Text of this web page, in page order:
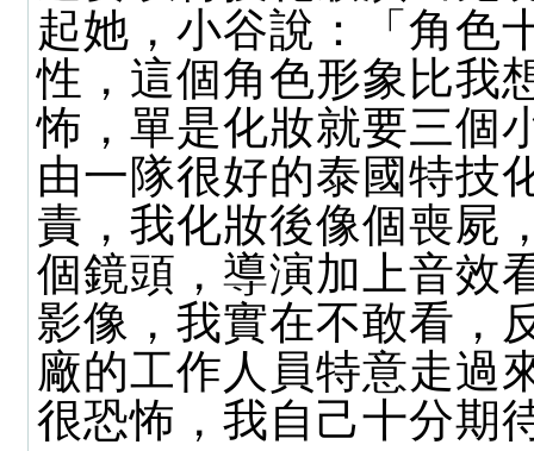
起她，小谷說：「角色
性，這個角色形象比我
怖，單是化妝就要三個
由一隊很好的泰國特技
責，我化妝後像個喪屍
個鏡頭，導演加上音效
影像，我實在不敢看，
廠的工作人員特意走過
很恐怖，我自己十分期